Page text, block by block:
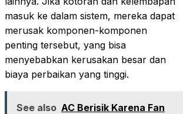
masuk ke dalam sistem, mereka dapat
merusak komponen-komponen
penting tersebut, yang bisa
menyebabkan kerusakan besar dan
biaya perbaikan yang tinggi.
See also AC Berisik Karena Fan